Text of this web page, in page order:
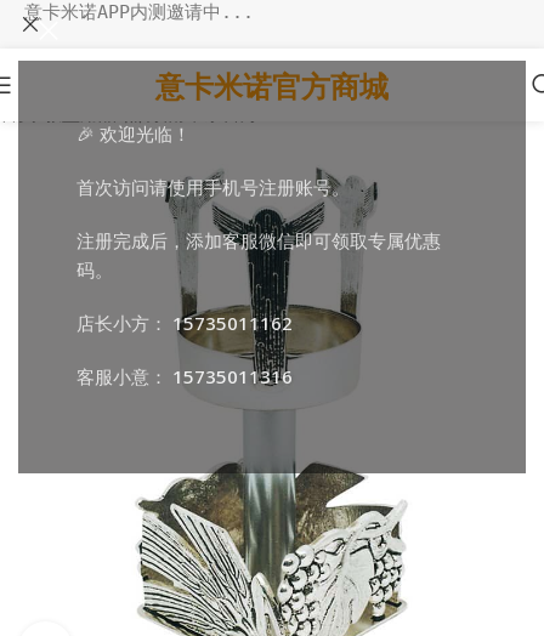
🎉 欢迎光临！
首次访问请使用手机号注册账号。
注册完成后，添加客服微信即可领取专属优惠
码。
店长小方： 15735011162
客服小意： 15735011316
意卡米诺APP内测邀请中...
意卡米诺官方商城